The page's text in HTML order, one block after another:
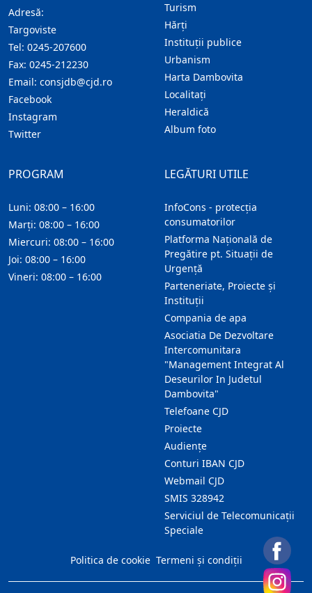
Adresă:
Targoviste
Tel: 0245-207600
Fax: 0245-212230
Email: consjdb@cjd.ro
Facebook
Instagram
Twitter
Turism
Hărţi
Instituţii publice
Urbanism
Harta Dambovita
Localitaţi
Heraldică
Album foto
LEGĂTURI UTILE
InfoCons - protecția
consumatorilor
Platforma Națională de
Pregătire pt. Situații de
Urgență
Parteneriate, Proiecte și
Instituții
Compania de apa
Asociatia De Dezvoltare
Intercomunitara
"Management Integrat Al
Deseurilor In Judetul
Dambovita"
Telefoane CJD
Proiecte
Audienţe
Conturi IBAN CJD
Webmail CJD
SMIS 328942
Serviciul de Telecomunicații
Speciale
PROGRAM
Luni: 08:00 – 16:00
Marți: 08:00 – 16:00
Miercuri: 08:00 – 16:00
Joi: 08:00 – 16:00
Vineri: 08:00 – 16:00
Politica de cookie Termeni și condiții